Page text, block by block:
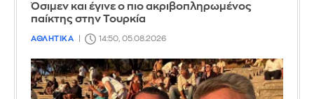
Όσιμεν και έγινε ο πιο ακριβοπληρωμένος
παίκτης στην Τουρκία
ΑΘΛΗΤΙΚΑ 14:50, 05.08.2026